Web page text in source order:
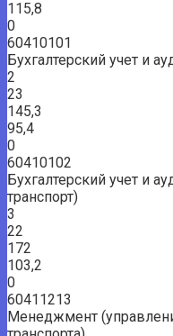
115,8
0
60410101
Бухгалтерский учет и
2
23
145,3
95,4
0
60410102
Бухгалтерский учет и
транспорт)
3
22
172
103,2
0
60411213
Менеджмент